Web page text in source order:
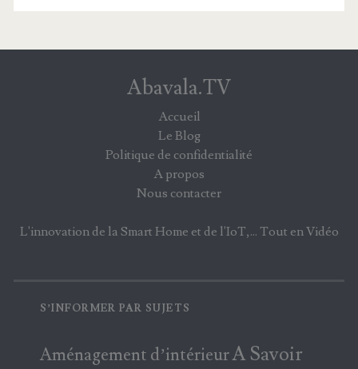
Abavala.TV
Accueil
Le Blog
Politique de confidentialité
A propos
Nous contacter
L'innovation de la Smart Home et de l'IoT,... Tout en Vidéo
S’INFORMER PAR SUJETS
Aménagement d’intérieurA Savoir